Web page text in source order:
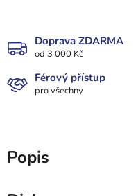
Doprava ZDARMA
od 3 000 Kč
Férový přístup
pro všechny
Popis